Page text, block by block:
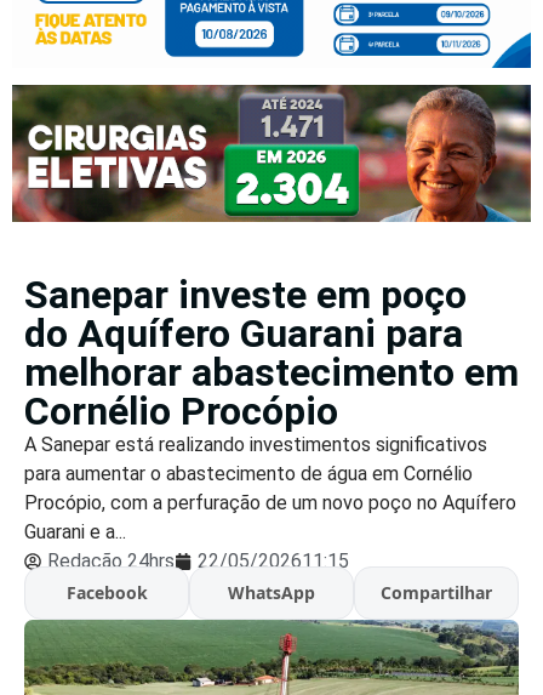
Sanepar investe em poço
do Aquífero Guarani para
melhorar abastecimento em
Cornélio Procópio
A Sanepar está realizando investimentos significativos
para aumentar o abastecimento de água em Cornélio
Procópio, com a perfuração de um novo poço no Aquífero
Guarani e a...
Redação 24hrs
22/05/202611:15
Facebook
WhatsApp Compartilhar